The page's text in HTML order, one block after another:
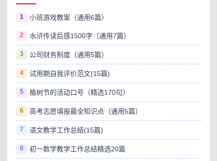
1 小班游戏教案（通用6篇）
2 水浒传读后感1500字（通用7篇）
3 公司财务制度（通用5篇）
4 试用期自我评价范文(15篇)
5 植树节的活动口号（精选170句）
6 高考志愿填报最全知识点（通用5篇）
7 语文教学工作总结(15篇)
8 初一数学教学工作总结精选20篇